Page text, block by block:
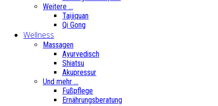
Weitere ...
Taijiquan
Qi Gong
Wellness
Massagen
Ayurvedisch
Shiatsu
Akupressur
Und mehr ...
Fußpflege
Ernährungsberatung